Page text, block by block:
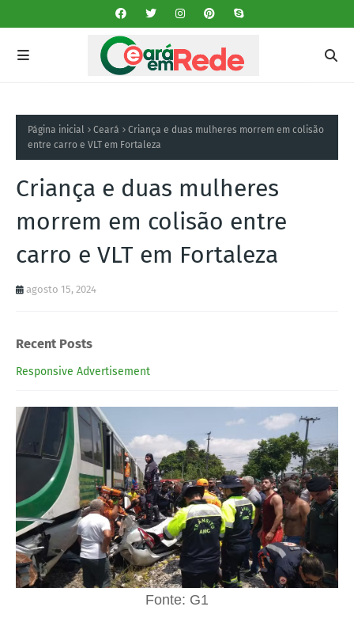
Página inicial Ceará
Criança e duas mulheres morrem em colisão
entre carro e VLT em Fortaleza
Criança e duas mulheres
morrem em colisão entre
carro e VLT em Fortaleza
agosto 15, 2024
Recent Posts
Responsive Advertisement
Fonte: G1